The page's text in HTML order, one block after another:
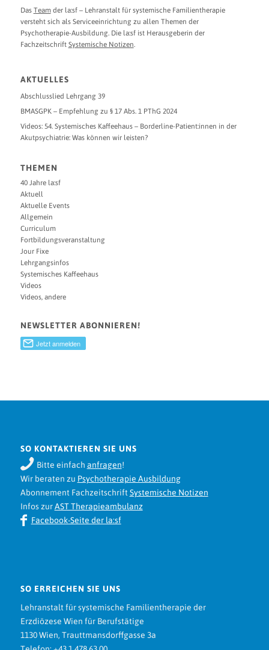
Das Teamder la:sf – Lehranstalt für systemische Familientherapie
versteht sich als Serviceeinrichtung zu allen Themen der
Psychotherapie-Ausbildung. Die la:sf ist Herausgeberin der
Fachzeitschrift Systemische Notizen.
AKTUELLES
Abschlusslied Lehrgang 39
BMASGPK – Empfehlung zu § 17 Abs. 1 PThG 2024
Videos: 54. Systemisches Kaffeehaus – Borderline-Patient:innen in der
Akutpsychiatrie: Was können wir leisten?
THEMEN
40 Jahre la:sf
Aktuell
Aktuelle Events
Allgemein
Curriculum
Fortbildungsveranstaltung
Jour Fixe
Lehrgangsinfos
Systemisches Kaffeehaus
Videos
Videos, andere
NEWSLETTER ABONNIEREN!
SO KONTAKTIEREN SIE UNS
Bitte einfach anfragen!
Wir beraten zu Psychotherapie Ausbildung
Abonnement FachzeitschriftSystemische Notizen
Infos zurAST Therapieambulanz
Facebook-Seite der la:sf
SO ERREICHEN SIE UNS
Lehranstalt für systemische Familientherapie der
Erzdiözese Wien für Berufstätige
1130 Wien, Trauttmansdorffgasse 3a